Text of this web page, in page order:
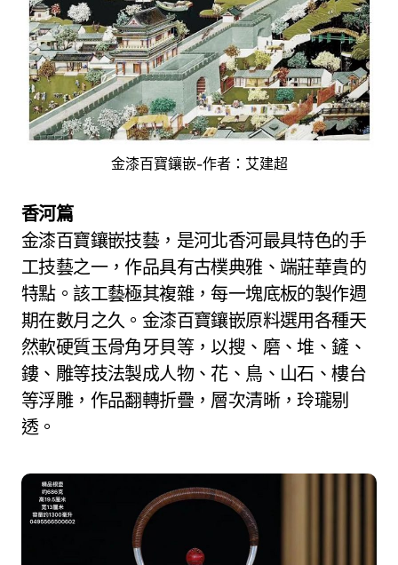
金漆百寶鑲嵌-作者：艾建超
香河篇
金漆百寶鑲嵌技藝，是河北香河最具特色的手
工技藝之一，作品具有古樸典雅、端莊華貴的
特點。該工藝極其複雜，每一塊底板的製作週
期在數月之久。金漆百寶鑲嵌原料選用各種天
然軟硬質玉骨角牙貝等，以搜、磨、堆、鏟、
鏤、雕等技法製成人物、花、鳥、山石、樓台
等浮雕，作品翻轉折疊，層次清晰，玲瓏剔
透。